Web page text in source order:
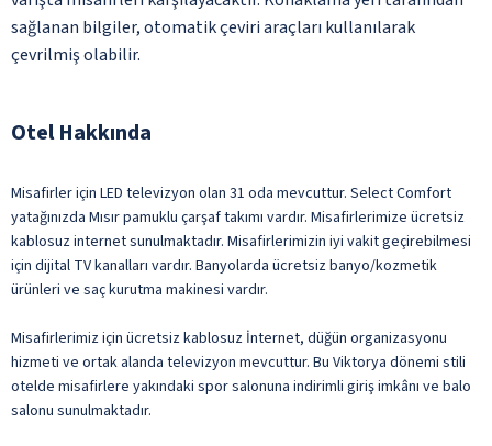
sağlanan bilgiler, otomatik çeviri araçları kullanılarak
çevrilmiş olabilir.
Otel Hakkında
Misafirler için LED televizyon olan 31 oda mevcuttur. Select Comfort
yatağınızda Mısır pamuklu çarşaf takımı vardır. Misafirlerimize ücretsiz
kablosuz internet sunulmaktadır. Misafirlerimizin iyi vakit geçirebilmesi
için dijital TV kanalları vardır. Banyolarda ücretsiz banyo/kozmetik
ürünleri ve saç kurutma makinesi vardır.
Misafirlerimiz için ücretsiz kablosuz İnternet, düğün organizasyonu
hizmeti ve ortak alanda televizyon mevcuttur. Bu Viktorya dönemi stili
otelde misafirlere yakındaki spor salonuna indirimli giriş imkânı ve balo
salonu sunulmaktadır.